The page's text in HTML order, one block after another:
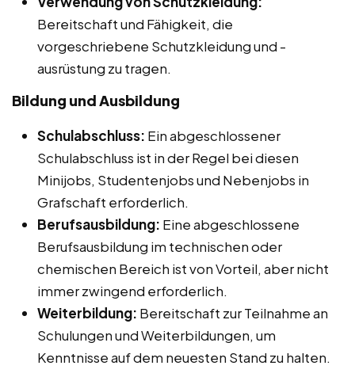
Bereitschaft und Fähigkeit, die
vorgeschriebene Schutzkleidung und -
ausrüstung zu tragen.
Bildung und Ausbildung
Schulabschluss: Ein abgeschlossener
Schulabschluss ist in der Regel bei diesen
Minijobs, Studentenjobs und Nebenjobs in
Grafschaft erforderlich.
Berufsausbildung: Eine abgeschlossene
Berufsausbildung im technischen oder
chemischen Bereich ist von Vorteil, aber nicht
immer zwingend erforderlich.
Weiterbildung: Bereitschaft zur Teilnahme an
Schulungen und Weiterbildungen, um
Kenntnisse auf dem neuesten Stand zu halten.